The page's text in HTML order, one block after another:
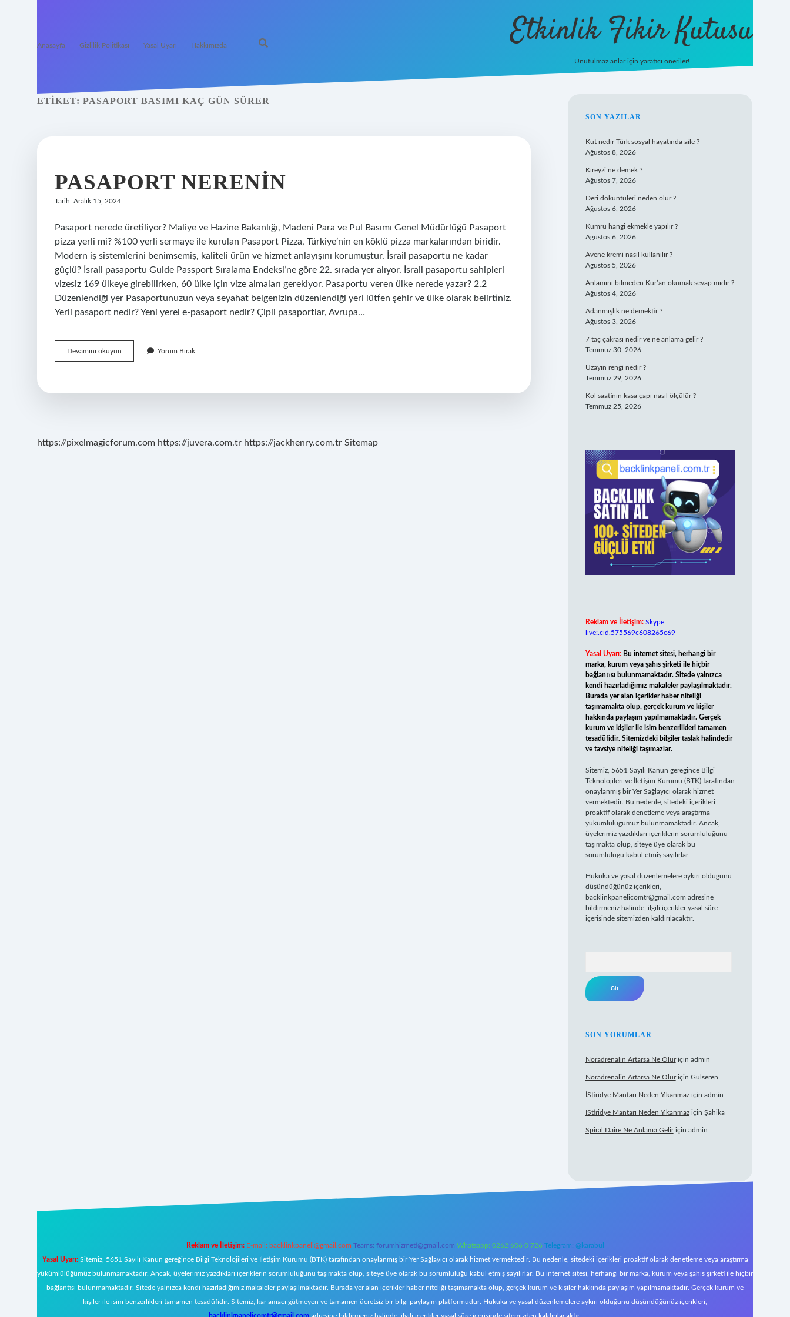
Anasayfa Gizlilik Politikası Yasal Uyarı Hakkımızda Etkinlik Fikir Kutusu
Unutulmaz anlar için yaratıcı öneriler!
ETIKET: PASAPORT BASIMI KAÇ GÜN SÜRER
PASAPORT NERENIN
Tarih: Aralık 15, 2024
Pasaport nerede üretiliyor? Maliye ve Hazine Bakanlığı, Madeni Para ve Pul Basımı Genel Müdürlüğü Pasaport
pizza yerli mi? %100 yerli sermaye ile kurulan Pasaport Pizza, Türkiye’nin en köklü pizza markalarından biridir.
Modern iş sistemlerini benimsemiş, kaliteli ürün ve hizmet anlayışını korumuştur. İsrail pasaportu ne kadar
güçlü? İsrail pasaportu Guide Passport Sıralama Endeksi’ne göre 22. sırada yer alıyor. İsrail pasaportu sahipleri
vizesiz 169 ülkeye girebilirken, 60 ülke için vize almaları gerekiyor. Pasaportu veren ülke nerede yazar? 2.2
Düzenlendiği yer Pasaportunuzun veya seyahat belgenizin düzenlendiği yeri lütfen şehir ve ülke olarak belirtiniz.
Yerli pasaport nedir? Yeni yerel e-pasaport nedir? Çipli pasaportlar, Avrupa…
Devamını okuyun Pasaport
Nerenin
Yorum Bırak
https://pixelmagicforum.com https://juvera.com.tr https://jackhenry.com.tr Sitemap
SIDEBAR
SON YAZILAR
Kut nedir Türk sosyal hayatında aile ?
Ağustos 8, 2026
Kıreyzi ne demek ?
Ağustos 7, 2026
Deri döküntüleri neden olur ?
Ağustos 6, 2026
Kumru hangi ekmekle yapılır ?
Ağustos 6, 2026
Avene kremi nasıl kullanılır ?
Ağustos 5, 2026
Anlamını bilmeden Kur’an okumak sevap mıdır ?
Ağustos 4, 2026
Adanmışlık ne demektir ?
Ağustos 3, 2026
7 taç çakrası nedir ve ne anlama gelir ?
Temmuz 30, 2026
Uzayın rengi nedir ?
Temmuz 29, 2026
Kol saatinin kasa çapı nasıl ölçülür ?
Temmuz 25, 2026
Reklam ve İletişim: Skype:
live:.cid.575569c608265c69
Yasal Uyarı: Bu internet sitesi, herhangi bir
marka, kurum veya şahıs şirketi ile hiçbir
bağlantısı bulunmamaktadır. Sitede yalnızca
kendi hazırladığımız makaleler paylaşılmaktadır.
Burada yer alan içerikler haber niteliği
taşımamakta olup, gerçek kurum ve kişiler
hakkında paylaşım yapılmamaktadır. Gerçek
kurum ve kişiler ile isim benzerlikleri tamamen
tesadüfidir. Sitemizdeki bilgiler taslak halindedir
ve tavsiye niteliği taşımazlar.
Sitemiz, 5651 Sayılı Kanun gereğince Bilgi
Teknolojileri ve İletişim Kurumu (BTK) tarafından
onaylanmış bir Yer Sağlayıcı olarak hizmet
vermektedir. Bu nedenle, sitedeki içerikleri
proaktif olarak denetleme veya araştırma
yükümlülüğümüz bulunmamaktadır. Ancak,
üyelerimiz yazdıkları içeriklerin sorumluluğunu
taşımakta olup, siteye üye olarak bu
sorumluluğu kabul etmiş sayılırlar.
Hukuka ve yasal düzenlemelere aykırı olduğunu
düşündüğünüz içerikleri,
backlinkpanelicomtr@gmail.com adresine
bildirmeniz halinde, ilgili içerikler yasal süre
içerisinde sitemizden kaldırılacaktır.
SON YORUMLAR
Noradrenalin Artarsa Ne Oluriçin admin
Noradrenalin Artarsa Ne Oluriçin Gülseren
İStiridye Mantarı Neden Yıkanmaziçin admin
İStiridye Mantarı Neden Yıkanmaziçin Şahika
Spiral Daire Ne Anlama Geliriçin admin
Reklam ve İletişim: E-mail: backlinkpaneli@gmail.com Teams: forumhizmeti@gmail.com Whatsapp: 0262 606 0 726 Telegram: @karabul
Yasal Uyarı:Sitemiz, 5651 Sayılı Kanun gereğince Bilgi Teknolojileri ve İletişim Kurumu (BTK) tarafından onaylanmış bir Yer Sağlayıcı olarak hizmet vermektedir. Bu nedenle, sitedeki içerikleri proaktif olarak denetleme veya araştırma
yükümlülüğümüz bulunmamaktadır. Ancak, üyelerimiz yazdıkları içeriklerin sorumluluğunu taşımakta olup, siteye üye olarak bu sorumluluğu kabul etmiş sayılırlar. Bu internet sitesi, herhangi bir marka, kurum veya şahıs şirketi ile hiçbir
bağlantısı bulunmamaktadır. Sitede yalnızca kendi hazırladığımız makaleler paylaşılmaktadır. Burada yer alan içerikler haber niteliği taşımamakta olup, gerçek kurum ve kişiler hakkında paylaşım yapılmamaktadır. Gerçek kurum ve
kişiler ile isim benzerlikleri tamamen tesadüfidir. Sitemiz, kar amacı gütmeyen ve tamamen ücretsiz bir bilgi paylaşım platformudur. Hukuka ve yasal düzenlemelere aykırı olduğunu düşündüğünüz içerikleri,